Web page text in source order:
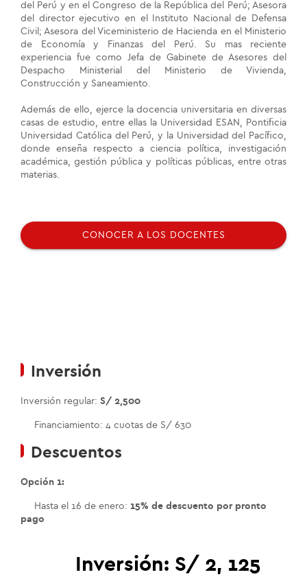
del Perú y en el Congreso de la República del Perú; Asesora
del director ejecutivo en el Instituto Nacional de Defensa
Civil; Asesora del Viceministerio de Hacienda en el Ministerio
de Economía y Finanzas del Perú. Su mas reciente
experiencia fue como Jefa de Gabinete de Asesores del
Despacho Ministerial del Ministerio de Vivienda,
Construcción y Saneamiento.
Además de ello, ejerce la docencia universitaria en diversas
casas de estudio, entre ellas la Universidad ESAN, Pontificia
Universidad Católica del Perú, y la Universidad del Pacífico,
donde enseña respecto a ciencia política, investigación
académica, gestión pública y políticas públicas, entre otras
materias.
CONOCER A LOS DOCENTES
Inversión
Inversión regular: S/ 2,500
Financiamiento: 4 cuotas de S/ 630
Descuentos
Opción 1:
Hasta el 16 de enero: 15% de descuento por pronto
pago
Inversión: S/ 2, 125